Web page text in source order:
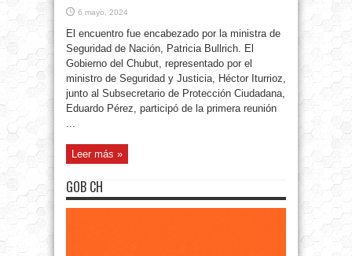
6 mayo, 2024
El encuentro fue encabezado por la ministra de
Seguridad de Nación, Patricia Bullrich. El
Gobierno del Chubut, representado por el
ministro de Seguridad y Justicia, Héctor Iturrioz,
junto al Subsecretario de Protección Ciudadana,
Eduardo Pérez, participó de la primera reunión
...
Leer más »
GOB CH